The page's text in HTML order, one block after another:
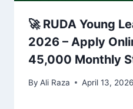
🚀 RUDA Young
2026 – Apply
45,000 Monthly
By Ali Raza April 13, 2026